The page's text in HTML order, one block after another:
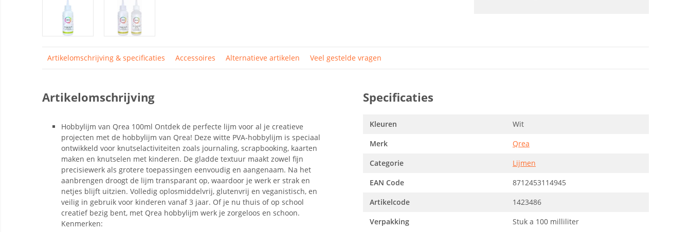
Artikelomschrijving & specificaties Accessoires Alternatieve artikelen Veel gestelde vragen
Artikelomschrijving
Hobbylijm van Qrea 100ml Ontdek de perfecte lijm voor al je creatieve
projecten met de hobbylijm van Qrea! Deze witte PVA-hobbylijm is speciaal
ontwikkeld voor knutselactiviteiten zoals journaling, scrapbooking, kaarten
maken en knutselen met kinderen. De gladde textuur maakt zowel fijn
precisiewerk als grotere toepassingen eenvoudig en aangenaam. Na het
aanbrengen droogt de lijm transparant op, waardoor je werk er strak en
netjes blijft uitzien. Volledig oplosmiddelvrij, glutenvrij en veganistisch, en
veilig in gebruik voor kinderen vanaf 3 jaar. Of je nu thuis of op school
creatief bezig bent, met Qrea hobbylijm werk je zorgeloos en schoon.
Kenmerken:
Specificaties
Kleuren
Wit
Merk
Qrea
Categorie
Lijmen
EAN Code
8712453114945
Artikelcode
1423486
Verpakking
Stuk a 100 milliliter